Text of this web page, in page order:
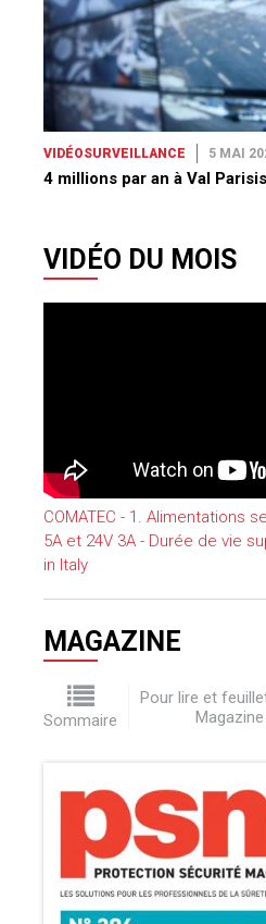
VIDÉOSURVEILLANCE 5 MAI
4 millions par an à Val Parisis
VIDÉO DU MOIS
COMATEC - 1. Alimentations
5A et 24V 3A - Durée de vie
in Italy
MAGAZINE
Sommaire
Pour lire et
Magazine